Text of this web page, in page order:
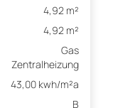
4,92 m²
4,92 m²
Gas
Zentralheizung
43,00 kwh/m²a
B